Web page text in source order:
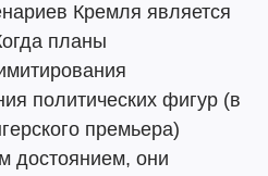
Кремля является
планы
политических фигур (в
премьера)
достоянием, они